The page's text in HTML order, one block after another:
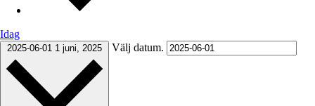
Idag
2025-06-01 1 juni, 2025 Välj datum.